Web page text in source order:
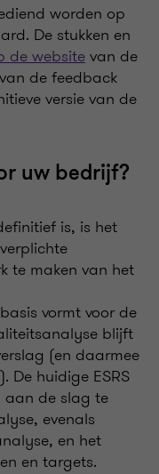
worden op
De stukken en
de websitevan de
de feedback
versie van de
uw bedrijf?
is, is het
te maken van het
vormt voor de
blijft
(en daarmee
De huidige ESRS
aan de slag te
evenals
en het
en targets.